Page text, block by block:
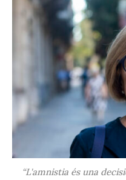
“L'amnistia és una